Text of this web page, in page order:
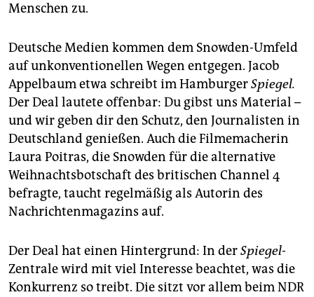
Menschen zu.
Deutsche Medien kommen dem Snowden-Umfeld
auf unkonventionellen Wegen entgegen. Jacob
Appelbaum etwa schreibt im HamburgerSpiegel.
Der Deal lautete offenbar: Du gibst uns Material –
und wir geben dir den Schutz, den Journalisten in
Deutschland genießen. Auch die Filmemacherin
Laura Poitras, die Snowden für die alternative
Weihnachtsbotschaft des britischen Channel 4
befragte, taucht regelmäßig als Autorin des
Nachrichtenmagazins auf.
Der Deal hat einen Hintergrund: In derSpiegel-
Zentrale wird mit viel Interesse beachtet, was die
Konkurrenz so treibt. Die sitzt vor allem beim NDR